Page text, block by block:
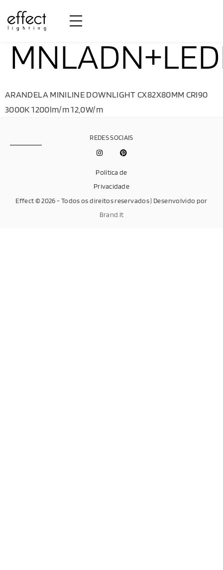
ARANDELA MINILINE DOWNLIGHT CX82X80MM CRI90
3000K 1200lm/m 12,0W/m
Effect © 2026 - Todos os direitos reservados | Desenvolvido por
Brand.It
Política de
Privacidade
REDES SOCIAIS